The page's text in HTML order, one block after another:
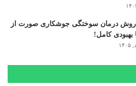
روش درمان سوختگی جوشکاری صورت از
بهبودی کامل!